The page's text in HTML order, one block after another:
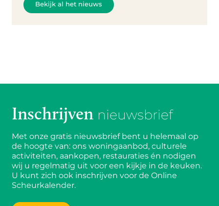
Bekijk al het nieuws
Inschrijven nieuwsbrief
Met onze gratis nieuwsbrief bent u helemaal op
de hoogte van: ons woningaanbod, culturele
activiteiten, aankopen, restauraties én nodigen
wij u regelmatig uit voor een kijkje in de keuken.
U kunt zich ook inschrijven voor de Online
Scheurkalender.